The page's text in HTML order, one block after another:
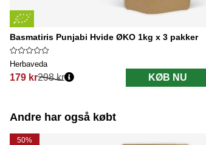
Basmatiris Punjabi Hvide ØKO 1kg x 3 pakker
Herbaveda
179 kr
Normalpris:
298 kr KØB NU
Andre har også købt
50%